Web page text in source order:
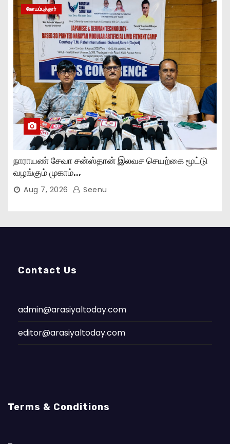
கோயம்புத்தூர்
நாராயண் சேவா சன்ஸ்தான் இலவச செயற்கை மூட்டு
வழங்கும் முகாம்..,
Aug 7, 2026 Seenu
Contact Us
admin@arasiyaltoday.com
editor@arasiyaltoday.com
Terms & Conditions